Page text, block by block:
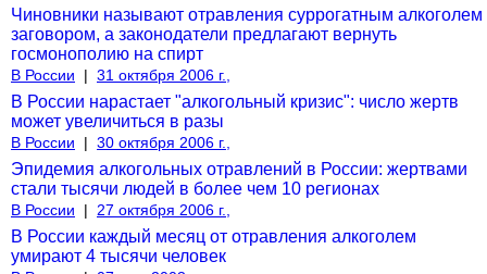
Чиновники называют отравления суррогатным алкоголем
заговором, а законодатели предлагают вернуть
госмонополию на спирт
В России | 31 октября 2006 г.,
В России нарастает "алкогольный кризис": число жертв
может увеличиться в разы
В России | 30 октября 2006 г.,
Эпидемия алкогольных отравлений в России: жертвами
стали тысячи людей в более чем 10 регионах
В России | 27 октября 2006 г.,
В России каждый месяц от отравления алкоголем
умирают 4 тысячи человек